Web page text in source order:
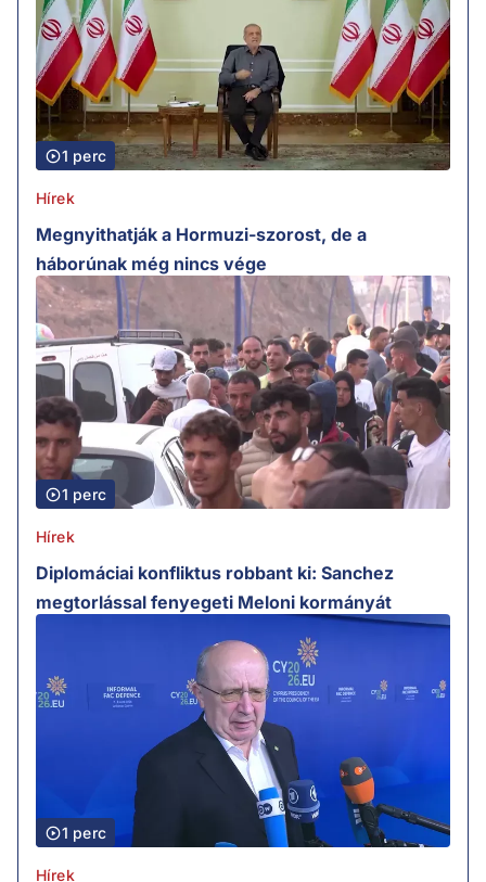
1 perc
Hírek
Megnyithatják a Hormuzi-szorost, de a
háborúnak még nincs vége
1 perc
Hírek
Diplomáciai konfliktus robbant ki: Sanchez
megtorlással fenyegeti Meloni kormányát
1 perc
Hírek